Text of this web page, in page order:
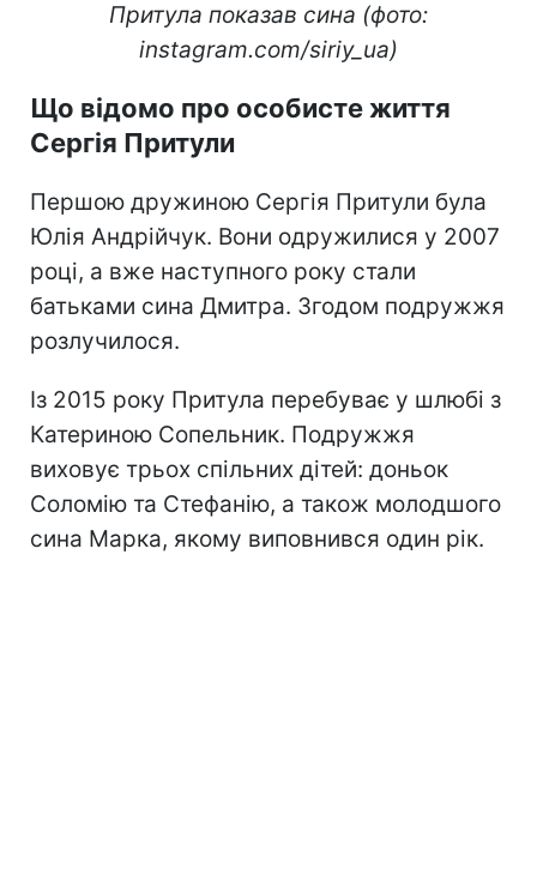
Притула показав сина (фото:
instagram.com/siriy_ua)
Що відомо про особисте життя
Сергія Притули
Першою дружиною Сергія Притули була
Юлія Андрійчук. Вони одружилися у 2007
році, а вже наступного року стали
батьками сина Дмитра. Згодом подружжя
розлучилося.
Із 2015 року Притула перебуває у шлюбі з
Катериною Сопельник. Подружжя
виховує трьох спільних дітей: доньок
Соломію та Стефанію, а також молодшого
сина Марка, якому виповнився один рік.